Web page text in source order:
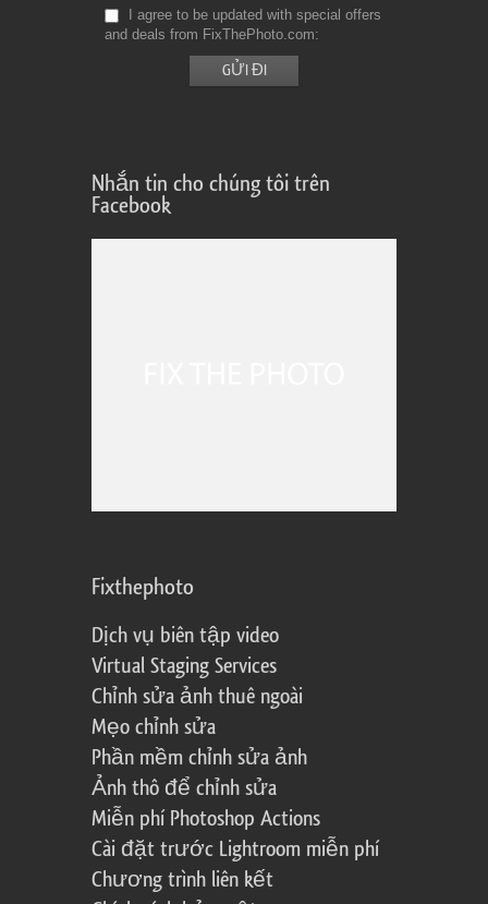
I agree to be updated with special offers
and deals from FixThePhoto.com
Nhắn tin cho chúng tôi trên
Facebook
Fixthephoto
Dịch vụ biên tập video
Virtual Staging Services
Chỉnh sửa ảnh thuê ngoài
Mẹo chỉnh sửa
Phần mềm chỉnh sửa ảnh
Ảnh thô để chỉnh sửa
Miễn phí Photoshop Actions
Cài đặt trước Lightroom miễn phí
Chương trình liên kết